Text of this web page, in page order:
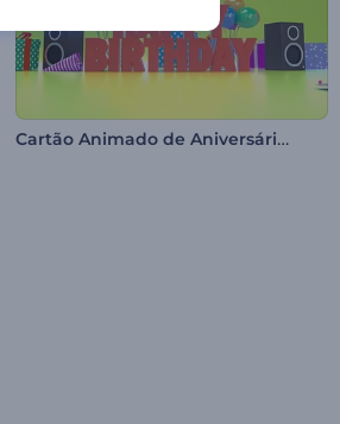
Cartão Animado de Aniversário 3D